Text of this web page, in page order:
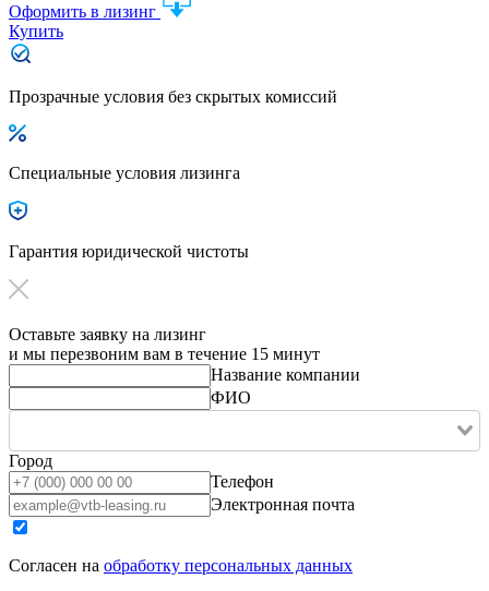
Оформить в лизинг
Купить
Прозрачные условия без скрытых комиссий
Специальные условия лизинга
Гарантия юридической чистоты
Оставьте заявку на лизинг
и мы перезвоним вам в течение 15 минут
Название компании
ФИО
Город
Телефон
Электронная почта
Согласен на обработку персональных данных